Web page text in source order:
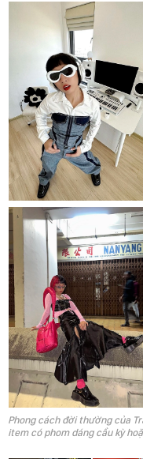
Phong cách đời thường của
item có phom dáng cầu kỳ